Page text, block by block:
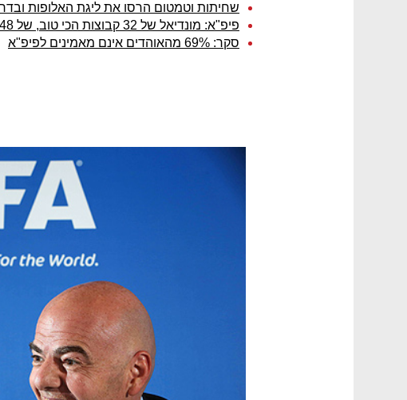
שחיתות וטמטום הרסו את ליגת האלופות
פיפ"א: מונדיאל של 32 קבוצות הכי טוב, של 48 - הכי רווחי
סקר: 69% מהאוהדים אינם מאמינים לפיפ"א